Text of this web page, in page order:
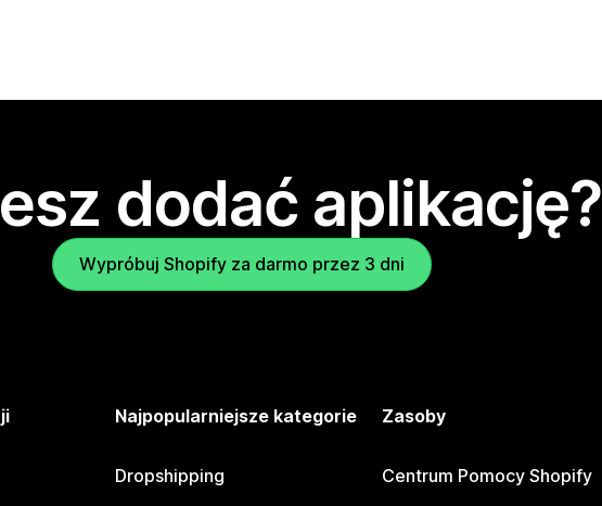
dodać aplikację?
Wypróbuj Shopify za darmo przez 3 dni
Najpopularniejsze kategorie
Dropshipping
Zasoby
Centrum Pomocy Shopify